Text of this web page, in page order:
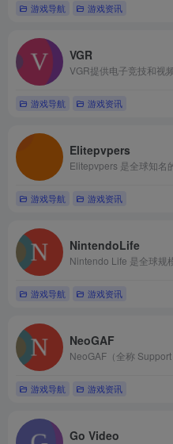
游戏导航 游戏资讯
VGR
VGR提供电子竞技和视
游戏导航 游戏资讯
‌Elitepvpers‌
游戏导航 游戏资讯
NintendoLife
游戏导航 游戏资讯
NeoGAF
游戏导航 游戏资讯
Go Video